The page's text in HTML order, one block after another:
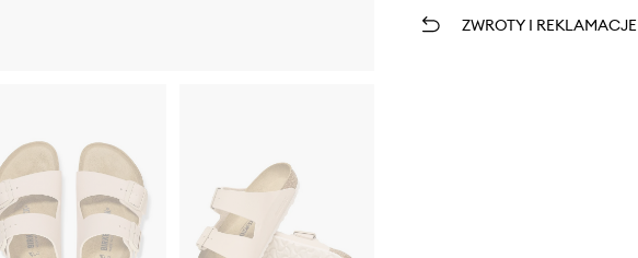
ZWROTY I REKLAMACJE